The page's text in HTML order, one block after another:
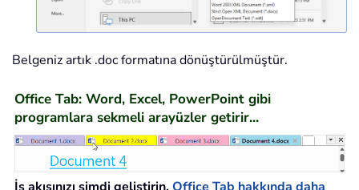
Belgeniz artık .doc formatına dönüştürülmüştür.
Office Tab: Word, Excel, PowerPoint gibi
programlara sekmeli arayüzler getirir...